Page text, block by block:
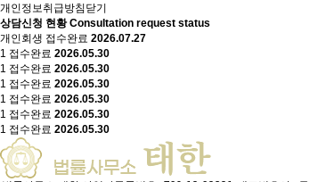
개인정보취급방침닫기
상담신청 현황Consultation request status
개인회생 접수완료 2026.07.27
1 접수완료 2026.05.30
1 접수완료 2026.05.30
1 접수완료 2026.05.30
1 접수완료 2026.05.30
1 접수완료 2026.05.30
1 접수완료 2026.05.30